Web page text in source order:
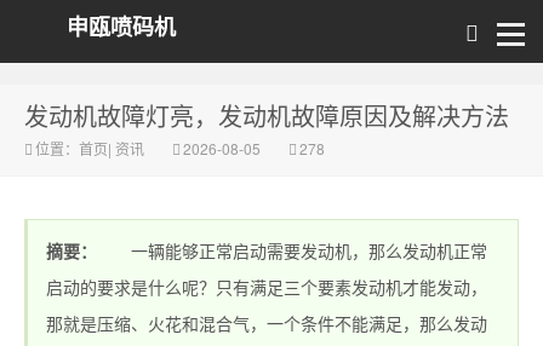
申瓯喷码机
发动机故障灯亮，发动机故障原因及解决方法
位置： 首页| 资讯 2026-08-05 278
摘要：
一辆能够正常启动需要发动机，那么发动机正常
启动的要求是什么呢？只有满足三个要素发动机才能发动，
那就是压缩、火花和混合气，一个条件不能满足，那么发动